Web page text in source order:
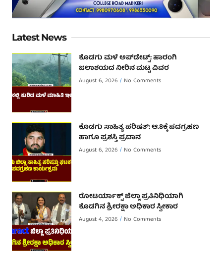
Latest News
ಕೊಡಗು ಮಳೆ ಅಪ್‌ಡೇಟ್ಸ್: ಹಾರಂಗಿ
ಜಲಾಶಯದ ನೀರಿನ ಮಟ್ಟ ವಿವರ
August 6, 2026 No Comments
ಕೊಡಗು ಸಾಹಿತ್ಯ ಪರಿಷತ್: ಆ.8ಕ್ಕೆ ಪದಗ್ರಹಣ
ಹಾಗೂ ಪ್ರಶಸ್ತಿ ಪ್ರದಾನ
August 6, 2026 No Comments
ರೋಟರ್ಯಾಕ್ಟ್ ಜಿಲ್ಲಾ ಪ್ರತಿನಿಧಿಯಾಗಿ
ಕೊಡಗಿನ ಶ್ರೀರಕ್ಷಾ ಅಧಿಕಾರ ಸ್ವೀಕಾರ
August 4, 2026 No Comments